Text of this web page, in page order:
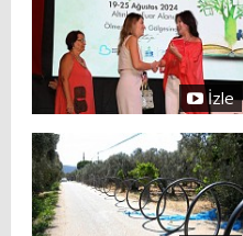
İzle